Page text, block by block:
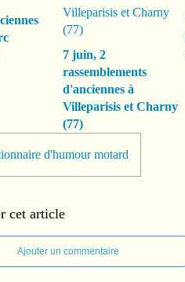
7 juin, 2
rassemblements
d'anciennes à
Villeparisis et Charny
(77)
d'humour motard
cet article
Ajouter un commentaire